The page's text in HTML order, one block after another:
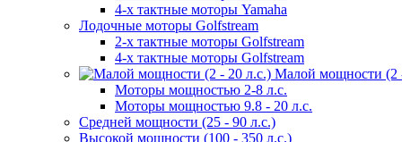
4-х тактные моторы Yamaha
Лодочные моторы Golfstream
2-х тактные моторы Golfstream
4-х тактные моторы Golfstream
Малой мощности (2
Моторы мощностью 2-8 л.с.
Моторы мощностью 9.8 - 20 л.с.
Средней мощности (25 - 90 л.с.)
Высокой мощности (100 - 350 л.с.)